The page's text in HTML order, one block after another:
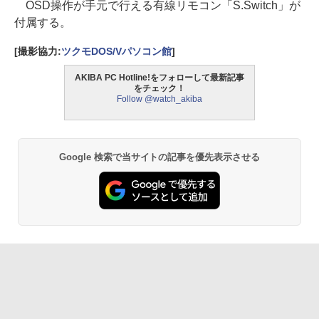
OSD操作が手元で行える有線リモコン「S.Switch」が
付属する。
[撮影協力:ツクモDOS/Vパソコン館]
AKIBA PC Hotline!をフォローして最新記事
をチェック！
Follow @watch_akiba
Google 検索で当サイトの記事を優先表示させる